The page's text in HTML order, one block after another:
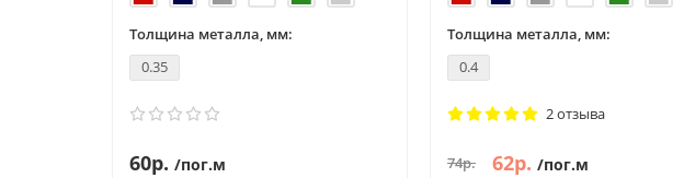
Толщина металла, мм:
0.35
60р. /пог.м
Толщина металла, мм:
0.4
2 отзыва
74р. 62р. /пог.м